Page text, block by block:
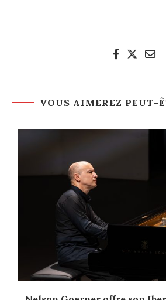
VOUS AIMEREZ PEUT-